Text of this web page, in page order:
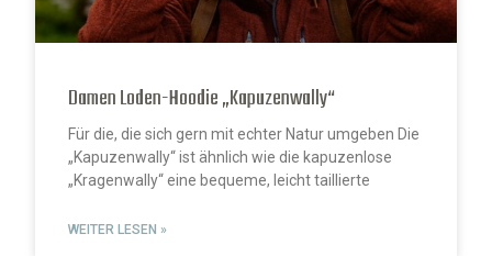
Damen Loden-Hoodie „Kapuzenwally“
Für die, die sich gern mit echter Natur umgeben Die
„Kapuzenwally“ ist ähnlich wie die kapuzenlose
„Kragenwally“ eine bequeme, leicht taillierte
WEITER LESEN »